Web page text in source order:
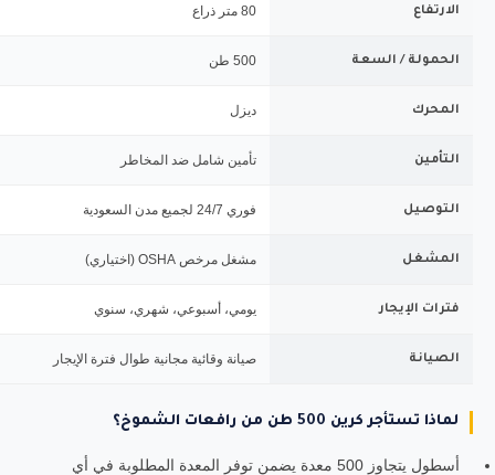
الارتفاع 80 متر ذراع
الحمولة / السعة 500 طن
المحرك ديزل
التأمين تأمين شامل ضد المخاطر
التوصيل فوري 24/7 لجميع مدن السعودية
المشغل مشغل مرخص OSHA (اختياري)
فترات الإيجار يومي، أسبوعي، شهري، سنوي
الصيانة صيانة وقائية مجانية طوال فترة الإيجار
لماذا تستأجر كرين 500 طن من رافعات الشموخ؟
أسطول يتجاوز 500 معدة يضمن توفر المعدة المطلوبة في أي